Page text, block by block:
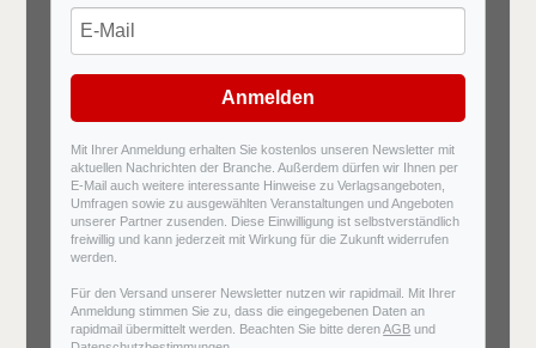
Anmelden
Mit Ihrer Anmeldung erhalten Sie kostenlos unseren Newsletter mit
aktuellen Nachrichten der Branche. Außerdem dürfen wir Ihnen per
E-Mail auch weitere interessante Hinweise zu Verlagsangeboten,
Umfragen sowie zu ausgewählten Veranstaltungen und Angeboten
unserer Partner zusenden. Diese Einwilligung ist selbstverständlich
freiwillig und kann jederzeit mit Wirkung für die Zukunft widerrufen
werden.
Für den Versand unserer Newsletter nutzen wir rapidmail. Mit Ihrer
Anmeldung stimmen Sie zu, dass die eingegebenen Daten an
rapidmail übermittelt werden. Beachten Sie bitte derenAGB und